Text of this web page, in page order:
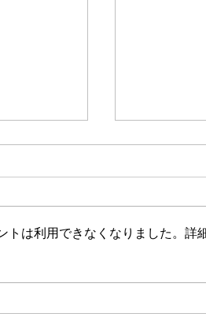
トは利用できなくなりました。詳